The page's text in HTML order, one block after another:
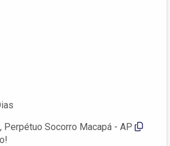
Perpétuo Socorro Macapá - AP